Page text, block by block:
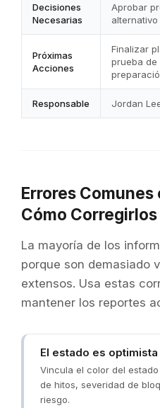
Decisiones
Necesarias
Aprobar
Próximas
Acciones
Finalizar
prueba de
Responsable Jordan
Errores Comunes
Cómo Corregirlos
La mayoría de los
porque son demasiado
extensos. Usa estas
mantener los reportes
El estado es
Vincula el color del
de hitos, severidad de
riesgo.